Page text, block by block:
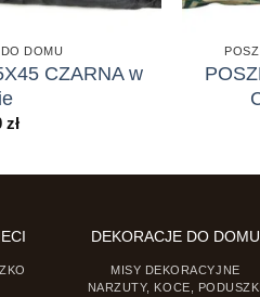
DOMU
CZARNA w
zł
DEKORACJE DO DOMU
MISY DEKORACYJNE
NARZUTY, KOCE, PODUSZKI